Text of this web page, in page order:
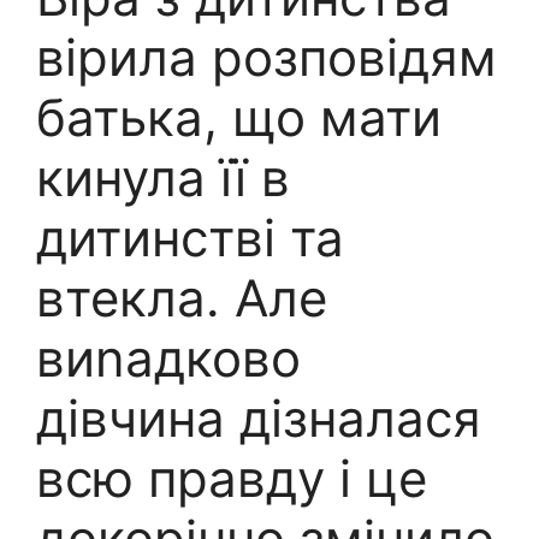
вірила розповідям
батька, що мати
кинула її в
дитинстві та
втекла. Але
виnадково
дівчина дізналася
всю правду і це